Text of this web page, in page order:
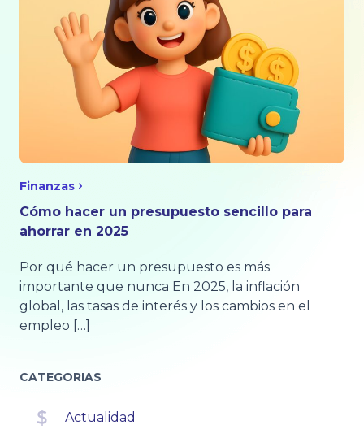
Finanzas
Cómo hacer un presupuesto sencillo para
ahorrar en 2025
Por qué hacer un presupuesto es más
importante que nunca En 2025, la inflación
global, las tasas de interés y los cambios en el
empleo […]
CATEGORIAS
Actualidad